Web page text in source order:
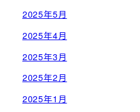
2025年5月
2025年4月
2025年3月
2025年2月
2025年1月